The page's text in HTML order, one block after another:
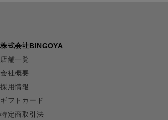
株式会社BINGOYA
店舗一覧
会社概要
採用情報
ギフトカード
特定商取引法